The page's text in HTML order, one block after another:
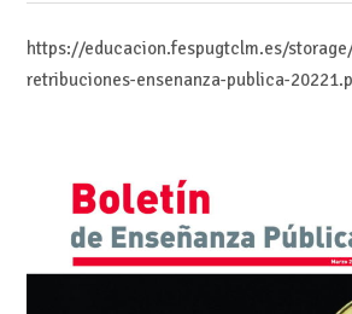
https://educacion.fespugtclm.es/
retribuciones-ensenanza-publica-